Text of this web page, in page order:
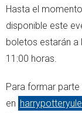
Hasta el
disponible este
boletos estarán a
11:00 horas.
Para formar
en